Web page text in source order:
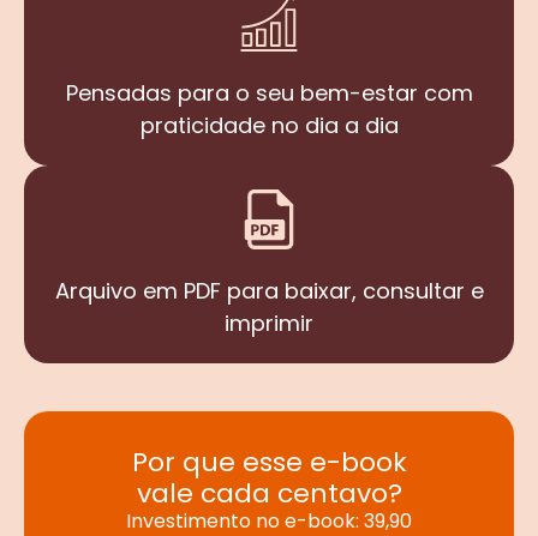
Pensadas para o seu bem-estar com
praticidade no dia a dia
Arquivo em PDF para baixar, consultar e
imprimir
Por que esse e-book
vale cada centavo?
Investimento no e-book: 39,90